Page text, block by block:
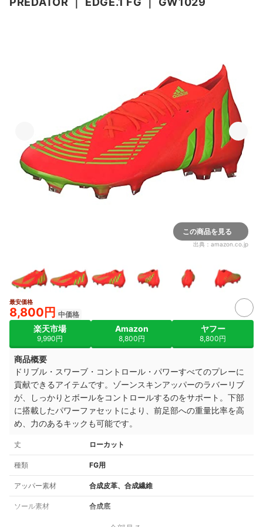
この商品を見る
出典： amazon.co.jp
最安価格
8,800円 中価格
楽天市場
9,990円
Amazon
8,800円
ヤフー
8,800円
商品概要
ドリブル・スワーブ・コントロール・パワーすべてのプレーに
貢献できるアイテムです。ゾーンスキンアッパーのラバーリブ
が、しっかりとボールをコントロールするのをサポート。下部
に搭載したパワーファセットにより、前足部への重量比率を高
め、力のあるキックも可能です。
丈 ローカット
種類 FG用
アッパー素材 合成皮革、合成繊維
ソール素材 合成底